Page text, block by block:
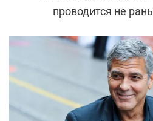
пластическая хирургия
зарубежные
10
знаменитых